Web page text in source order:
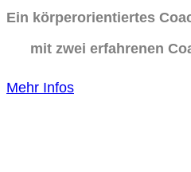
Ein körperorientiertes
mit zwei erfahrenen
Mehr Infos